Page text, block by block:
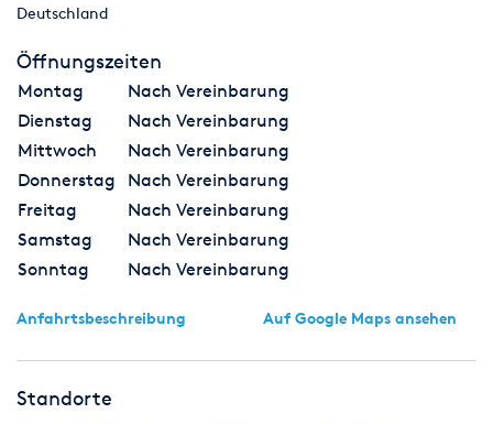
Deutschland
Öffnungszeiten
Montag
Nach Vereinbarung
Dienstag
Nach Vereinbarung
Mittwoch
Nach Vereinbarung
Donnerstag
Nach Vereinbarung
Freitag
Nach Vereinbarung
Samstag
Nach Vereinbarung
Sonntag
Nach Vereinbarung
Anfahrtsbeschreibung Auf Google Maps ansehen
Standorte